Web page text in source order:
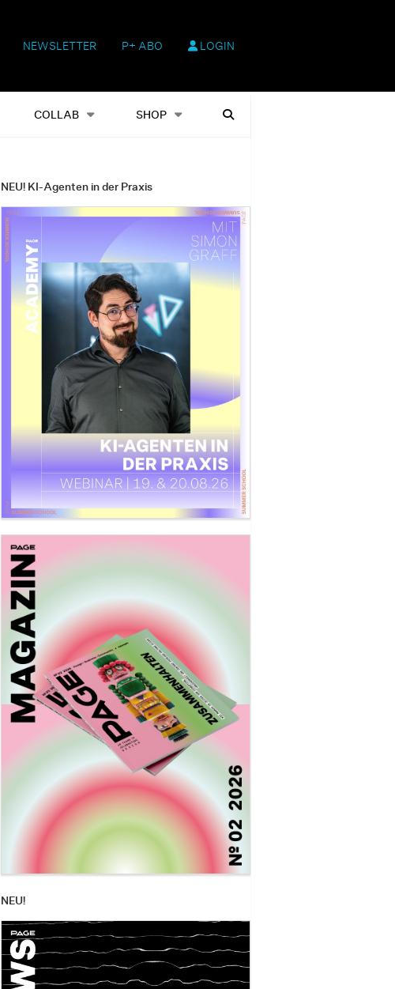
NEWSLETTER P+ ABO LOGIN
COLLAB SHOP
Shop Heftausgaben Suchen
NEU! KI-Agenten in der Praxis
NEU!